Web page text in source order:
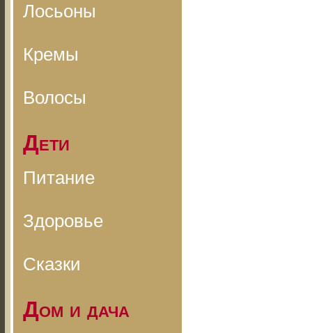
Лосьоны
Кремы
Волосы
Дети
Питание
Здоровье
Сказки
Дом и дача